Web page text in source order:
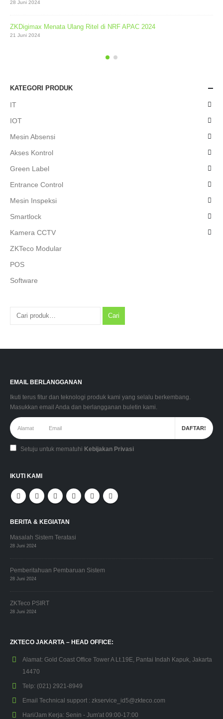
28 Juni 2024
ZKDigimax Menata Ulang Ritel di NRF APAC 2024
21 Juni 2024
KATEGORI PRODUK
IT
IOT
Mesin Absensi
Akses Kontrol
Green Label
Entrance Control
Mesin Inspeksi
Smartlock
Kamera CCTV
ZKTeco Modular
POS
Software
Cari
EMAIL BERLANGGANAN
Ikuti terus fitur dan teknologi produk kami yang selalu berkembang.
Masukkan email Anda dan berlangganan buletin kami.
Setuju untuk mematuhi Kebijakan Privasi
IKUTI KAMI
BERITA & KEGIATAN
Masalah Sistem Teratasi
28 Juni 2024
Pemberitahuan Pembaruan Sistem
28 Juni 2024
ZKTeco PSIRT
28 Juni 2024
ZKTECO JAKARTA – HEAD OFFICE:
Alamat: Gold Coast Office Tower A Lt.19E, Pantai Indah Kapuk, Jakarta
14470
Telp: (021) 2921-8949
Email Technical support : zkservice_id5@zkteco.com
Hari/Jam Kerja: Senin - Jum'at 09:00-17:00